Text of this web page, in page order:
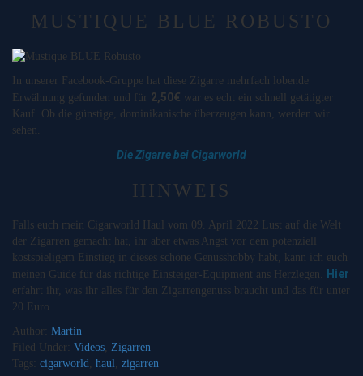
MUSTIQUE BLUE ROBUSTO
In unserer Facebook-Gruppe hat diese Zigarre mehrfach lobende
Erwähnung gefunden und für 2,50€ war es echt ein schnell getätigter
Kauf. Ob die günstige, dominikanische überzeugen kann, werden wir
sehen.
Die Zigarre bei Cigarworld
HINWEIS
Falls euch mein Cigarworld Haul vom 09. April 2022 Lust auf die Welt
der Zigarren gemacht hat, ihr aber etwas Angst vor dem potenziell
kostspieligem Einstieg in dieses schöne Genusshobby habt, kann ich euch
meinen Guide für das richtige Einsteiger-Equipment ans Herzlegen.
Hier
erfahrt ihr, was ihr alles für den Zigarrengenuss braucht und das für unter
20 Euro.
Author: Martin
Filed Under: Videos Zigarren
Tags: cigarworld haul zigarren